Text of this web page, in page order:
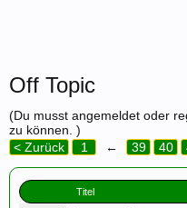
Off Topic
(Du musst angemeldet oder
zu können. )
< Zurück
1 ← 39 40
Titel